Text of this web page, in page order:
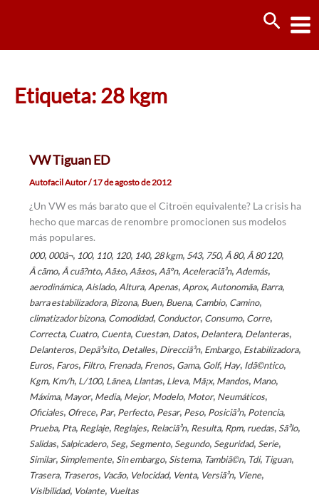
Etiqueta: 28 kgm
VW Tiguan ED
Autofacil Autor/17 de agosto de 2012
¿Un VW es más barato que el Citroën equivalente? La crisis ha
hecho que marcas de renombre promocionen sus modelos
más populares.
000, 000â¬, 100, 110, 120, 140, 28 kgm, 543, 750, Â 80, Â 80 120,
Â cãmo, Â cuã?nto, Aã±o, Aã±os, Aãºn, Aceleraciã³n, Además,
aerodinámica, Aislado, Altura, Apenas, Aprox, Autonomã­a, Barra,
barra estabilizadora, Bizona, Buen, Buena, Cambio, Camino,
climatizador bizona, Comodidad, Conductor, Consumo, Corre,
Correcta, Cuatro, Cuenta, Cuestan, Datos, Delantera, Delanteras,
Delanteros, Depã³sito, Detalles, Direcciã³n, Embargo, Estabilizadora,
Euros, Faros, Filtro, Frenada, Frenos, Gama, Golf, Hay, Idã©ntico,
Kgm, Km/h, L/100, Lã­nea, Llantas, Lleva, Mã¡x, Mandos, Mano,
Máxima, Mayor, Media, Mejor, Modelo, Motor, Neumáticos,
Oficiales, Ofrece, Par, Perfecto, Pesar, Peso, Posiciã³n, Potencia,
Prueba, Pta, Reglaje, Reglajes, Relaciã³n, Resulta, Rpm, ruedas, Sã³lo,
Salidas, Salpicadero, Seg, Segmento, Segundo, Seguridad, Serie,
Similar, Simplemente, Sin embargo, Sistema, Tambiã©n, Tdi, Tiguan,
Trasera, Traseros, Vacã­o, Velocidad, Venta, Versiã³n, Viene,
Visibilidad, Volante, Vueltas